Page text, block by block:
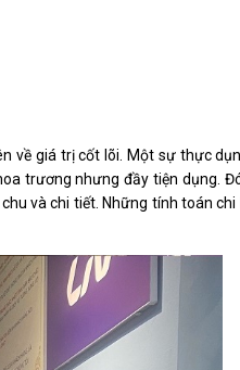
về giá trị cốt lõi. Một sự thực
trương nhưng đầy tiện dụng.
và chi tiết. Những tính toán chi